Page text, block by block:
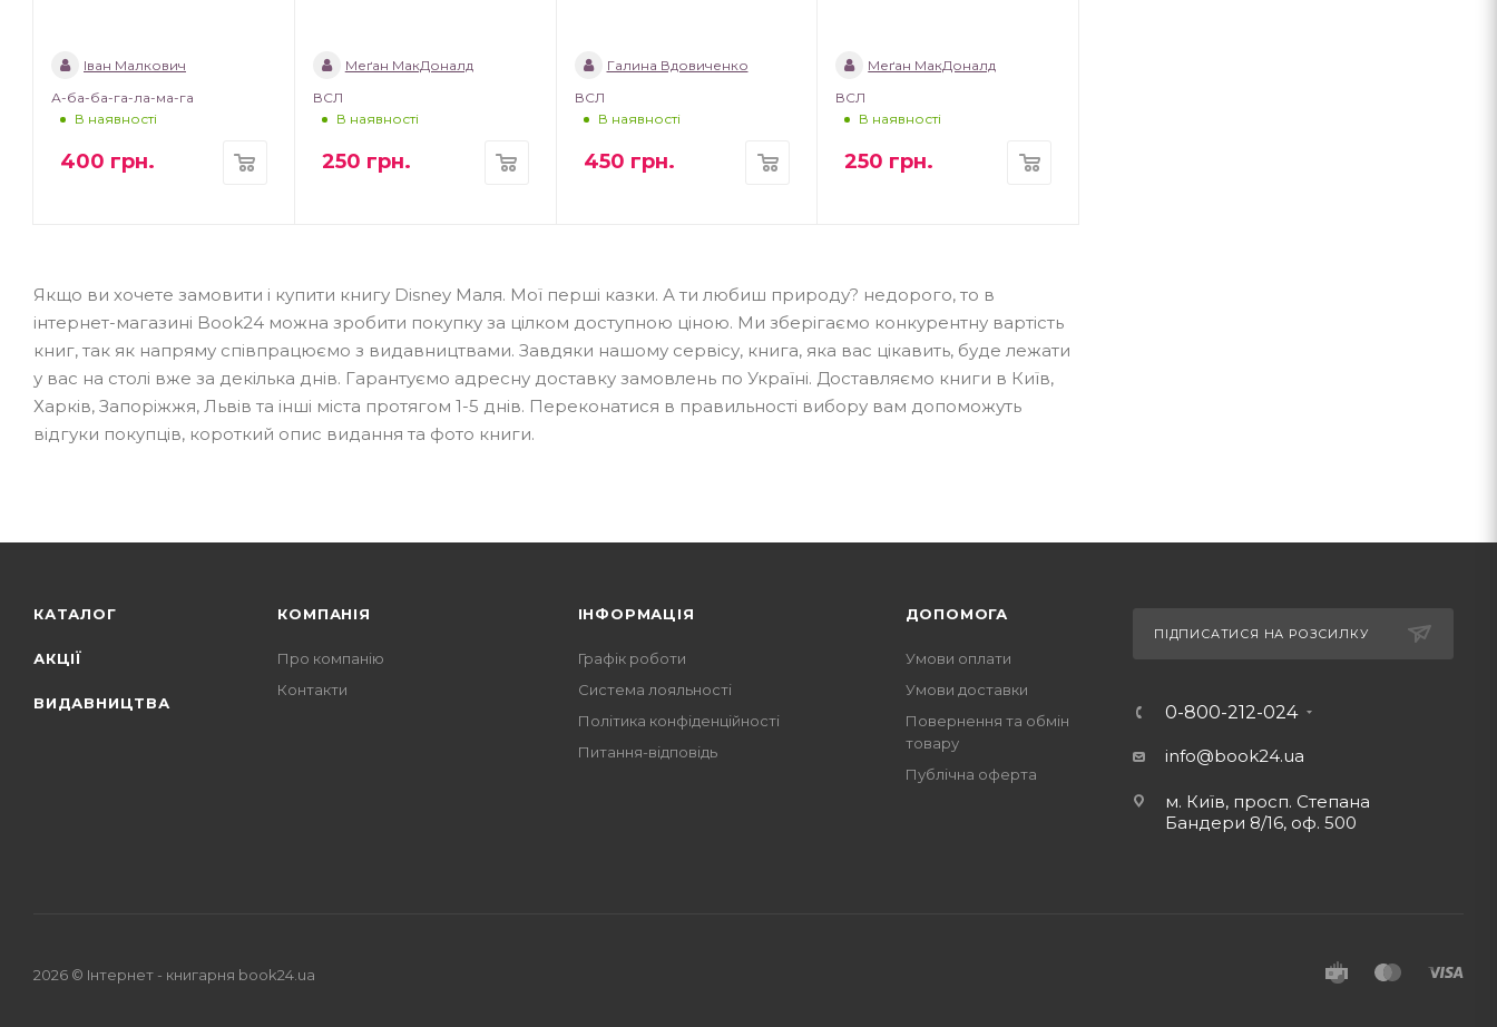
Іван Малкович
А-ба-ба-га-ла-ма-га
В наявності
400 грн.
Меґан МакДоналд
ВСЛ
В наявності
250 грн.
Галина Вдовиченко
ВСЛ
В наявності
450 грн.
Меґан МакДоналд
ВСЛ
В наявності
250 грн.
Якщо ви хочете замовити і купити книгу Disney Маля. Мої перші казки. А ти любиш природу? недорого, то в
інтернет-магазині Book24 можна зробити покупку за цілком доступною ціною. Ми зберігаємо конкурентну вартість
книг, так як напряму співпрацюємо з видавництвами. Завдяки нашому сервісу, книга, яка вас цікавить, буде лежати
у вас на столі вже за декілька днів. Гарантуємо адресну доставку замовлень по Україні. Доставляємо книги в Київ,
Харків, Запоріжжя, Львів та інші міста протягом 1-5 днів. Переконатися в правильності вибору вам допоможуть
відгуки покупців, короткий опис видання та фото книги.
КАТАЛОГ
АКЦІЇ
ВИДАВНИЦТВА
КОМПАНІЯ
Про компанію
Контакти
ІНФОРМАЦІЯ
Графік роботи
Система лояльності
Політика конфіденційності
Питання-відповідь
ДОПОМОГА
Умови оплати
Умови доставки
Повернення та обмін
товару
Публічна оферта
ПІДПИСАТИСЯ НА РОЗСИЛКУ
0-800-212-024
info@book24.ua
м. Київ, просп. Степана
Бандери 8/16, оф. 500
2026 © Iнтернет - книгарня book24.ua